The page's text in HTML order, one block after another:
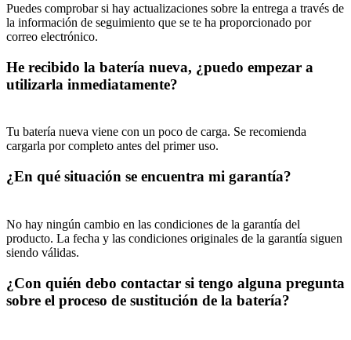
Puedes comprobar si hay actualizaciones sobre la entrega a través de
la información de seguimiento que se te ha proporcionado por
correo electrónico.
He recibido la batería nueva, ¿puedo empezar a
utilizarla inmediatamente?
Tu batería nueva viene con un poco de carga. Se recomienda
cargarla por completo antes del primer uso.
¿En qué situación se encuentra mi garantía?
No hay ningún cambio en las condiciones de la garantía del
producto. La fecha y las condiciones originales de la garantía siguen
siendo válidas.
¿Con quién debo contactar si tengo alguna pregunta
sobre el proceso de sustitución de la batería?